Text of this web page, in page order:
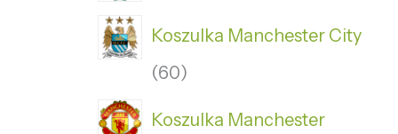
Koszulka Manchester City
60
Koszulka Manchester